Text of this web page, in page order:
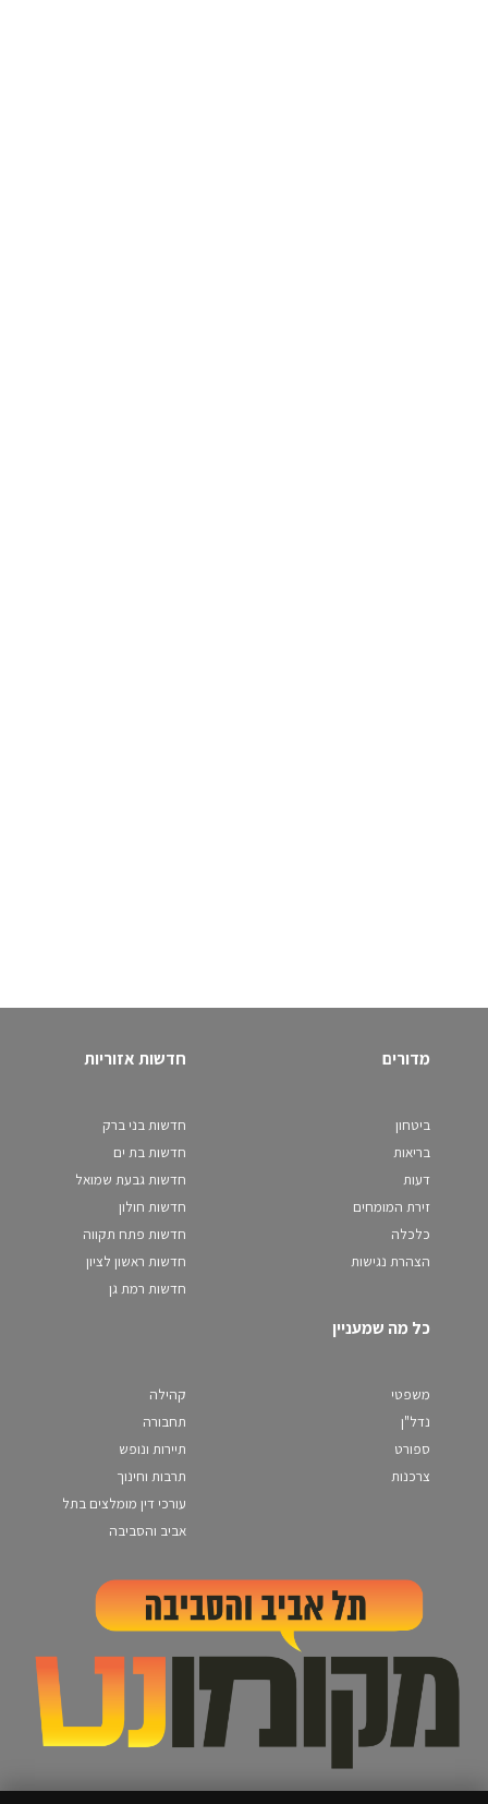
מדורים
ביטחון
בריאות
דעות
זירת המומחים
כלכלה
הצהרת נגישות
חדשות אזוריות
חדשות בני ברק
חדשות בת ים
חדשות גבעת שמואל
חדשות חולון
חדשות פתח תקווה
חדשות ראשון לציון
חדשות רמת גן
כל מה שמעניין
משפטי
נדל"ן
ספורט
צרכנות
קהילה
תחבורה
תיירות ונופש
תרבות וחינוך
עורכי דין מומלצים בתל
אביב והסביבה